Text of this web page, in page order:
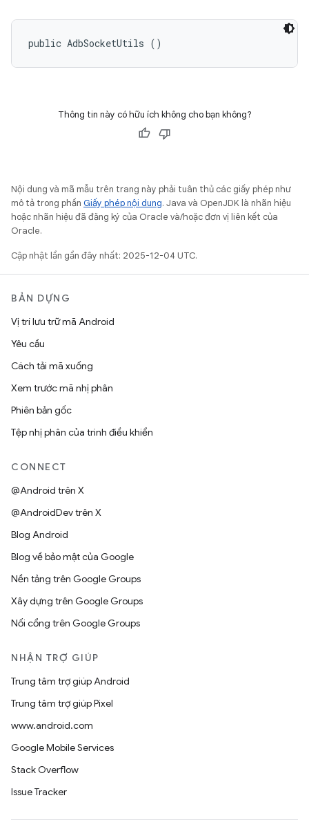
public AdbSocketUtils ()
Thông tin này có hữu ích không cho bạn không?
Nội dung và mã mẫu trên trang này phải tuân thủ các giấy phép như
mô tả trong phần Giấy phép nội dung. Java và OpenJDK là nhãn hiệu
hoặc nhãn hiệu đã đăng ký của Oracle và/hoặc đơn vị liên kết của
Oracle.
Cập nhật lần gần đây nhất: 2025-12-04 UTC.
BẢN DỰNG
Vị trí lưu trữ mã Android
Yêu cầu
Cách tải mã xuống
Xem trước mã nhị phân
Phiên bản gốc
Tệp nhị phân của trình điều khiển
CONNECT
@Android trên X
@AndroidDev trên X
Blog Android
Blog về bảo mật của Google
Nền tảng trên Google Groups
Xây dựng trên Google Groups
Nối cổng trên Google Groups
NHẬN TRỢ GIÚP
Trung tâm trợ giúp Android
Trung tâm trợ giúp Pixel
www.android.com
Google Mobile Services
Stack Overflow
Issue Tracker